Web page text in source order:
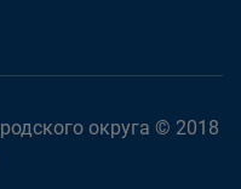
округа © 2018